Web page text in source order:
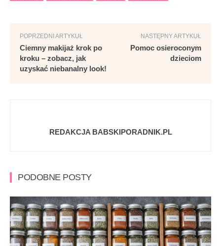
POPRZEDNI ARTYKUŁ
Ciemny makijaż krok po
kroku – zobacz, jak
uzyskać niebanalny look!
NASTĘPNY ARTYKUŁ
Pomoc osieroconym
dzieciom
REDAKCJA BABSKIPORADNIK.PL
PODOBNE POSTY